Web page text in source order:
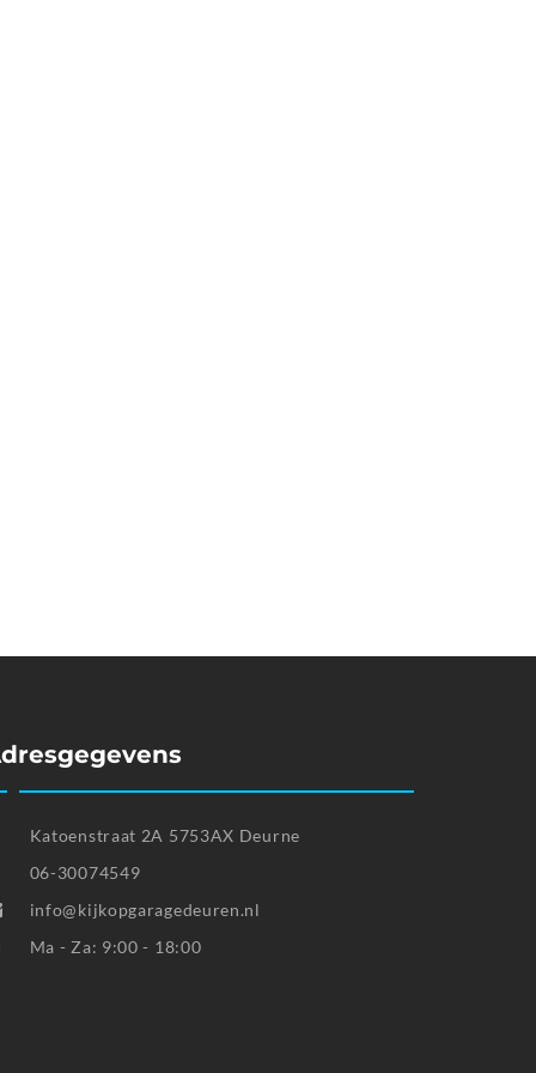
Katoenstraat 2A 5753AX Deurne
06-30074549
info@kijkopgaragedeuren.nl
Ma - Za: 9:00 - 18:00